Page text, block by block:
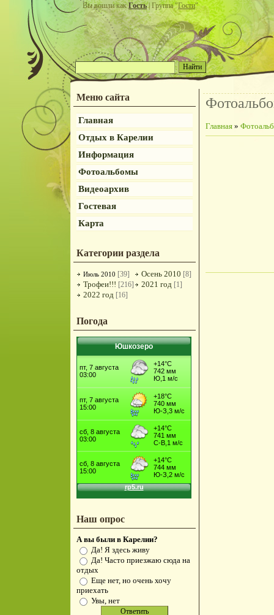
Вы вошли какГость| Группа "Гости"
Меню сайта
Главная
Отдых в Карелии
Информация
Фотоальбомы
Видеоархив
Гостевая
Карта
Категории раздела
Июль 2010 [39] Осень 2010 [8]
Трофеи!!! [216] 2021 год [1]
2022 год [16]
Погода
Юшкозеро
Наш опрос
А вы были в Карелии?
Да! Я здесь живу
Да! Часто приезжаю сюда на
отдых
Еще нет, но очень хочу
приехать
Увы, нет
Главная »